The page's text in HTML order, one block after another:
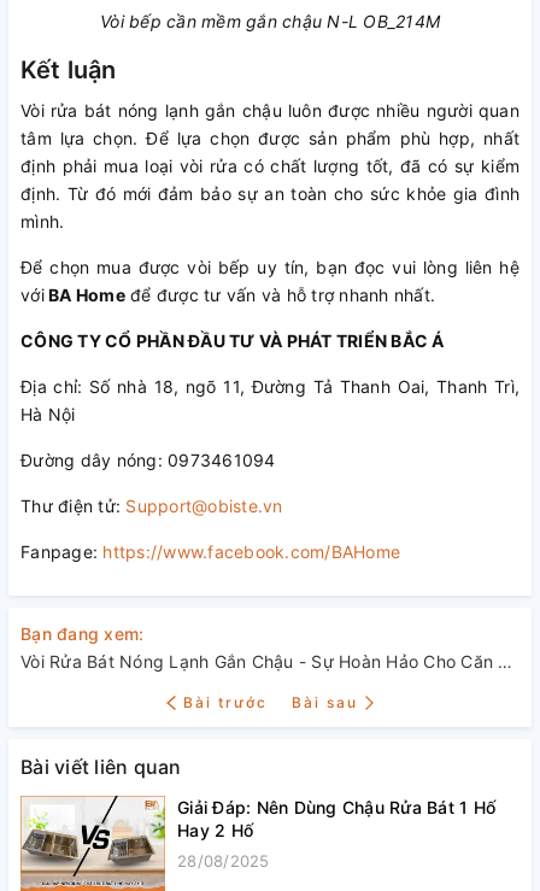
Vòi bếp cần mềm gắn chậu N-L OB_214M
Kết luận
Vòi rửa bát nóng lạnh gắn chậu luôn được nhiều người quan
tâm lựa chọn. Để lựa chọn được sản phẩm phù hợp, nhất
định phải mua loại vòi rửa có chất lượng tốt, đã có sự kiểm
định. Từ đó mới đảm bảo sự an toàn cho sức khỏe gia đình
mình.
Để chọn mua được vòi bếp uy tín, bạn đọc vui lòng liên hệ
vớiBA Homeđể được tư vấn và hỗ trợ nhanh nhất.
CÔNG TY CỔ PHẦN ĐẦU TƯ VÀ PHÁT TRIỂN BẮC Á
Địa chỉ: Số nhà 18, ngõ 11, Đường Tả Thanh Oai, Thanh Trì,
Hà Nội
Đường dây nóng: 0973461094
Thư điện tử: Support@obiste.vn
Fanpage: https://www.facebook.com/BAHome
Bạn đang xem:
Vòi Rửa Bát Nóng Lạnh Gắn Chậu - Sự Hoàn Hảo Cho Căn Bếp Tiện Nghi
Bài trước Bài sau
Bài viết liên quan
Giải Đáp: Nên Dùng Chậu Rửa Bát 1 Hố
Hay 2 Hố
28/08/2025